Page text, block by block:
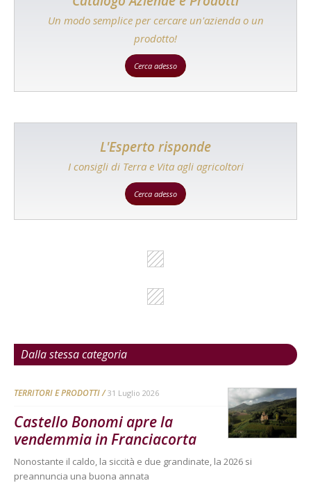
Un modo semplice per cercare un'azienda o un
prodotto!
Cerca adesso
L'Esperto risponde
I consigli di Terra e Vita agli agricoltori
Cerca adesso
Dalla stessa categoria
TERRITORI E PRODOTTI 31 Luglio 2026
Castello Bonomi apre la
vendemmia in Franciacorta
Nonostante il caldo, la siccità e due grandinate, la 2026 si
preannuncia una buona annata